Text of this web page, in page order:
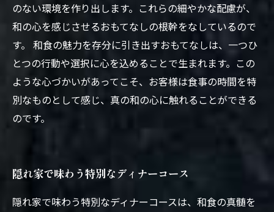
のない環境を作り出します。これらの細やかな配慮が、
和の心を感じさせるおもてなしの根幹をなしているので
す。 和食の魅力を存分に引き出すおもてなしは、一つひ
とつの行動や選択に心を込めることで生まれます。この
ような心づかいがあってこそ、お客様は食事の時間を特
別なものとして感じ、真の和の心に触れることができる
のです。
隠れ家で味わう特別なディナーコース
隠れ家で味わう特別なディナーコースは、和食の真髄を